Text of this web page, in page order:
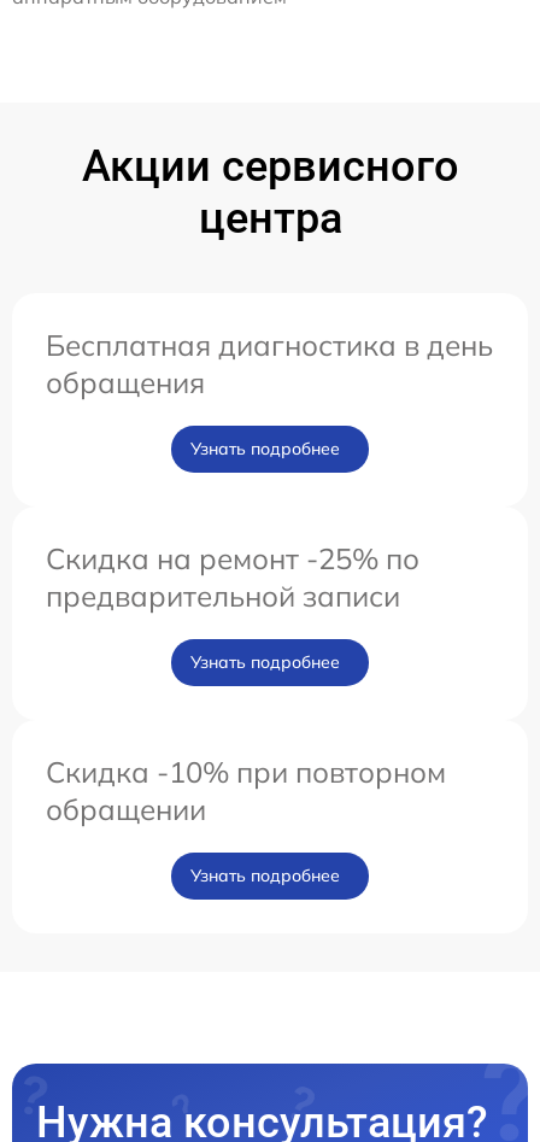
Акции сервисного
центра
Бесплатная диагностика в день
обращения
Узнать подробнее
Скидка на ремонт -25% по
предварительной записи
Узнать подробнее
Скидка -10% при повторном
обращении
Узнать подробнее
Нужна консультация?